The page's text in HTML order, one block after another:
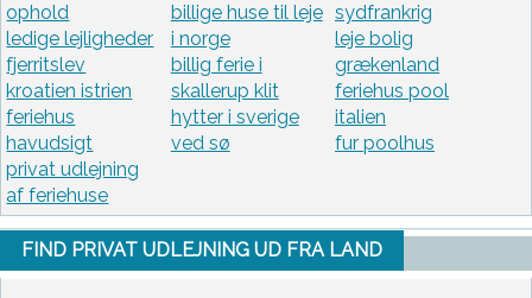
ophold
ledige lejligheder
fjerritslev
kroatien istrien
feriehus
havudsigt
privat udlejning
af feriehuse
billige huse til leje
i norge
billig ferie i
skallerup klit
hytter i sverige
ved sø
sydfrankrig
leje bolig
grækenland
feriehus pool
italien
fur poolhus
FIND PRIVAT UDLEJNING UD FRA LAND